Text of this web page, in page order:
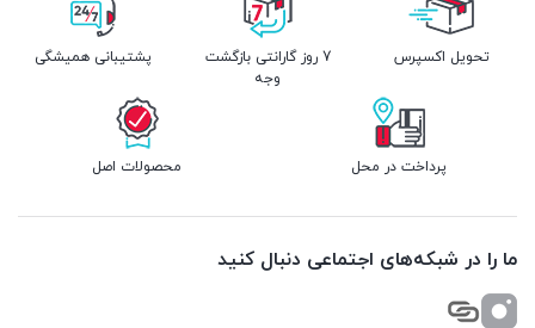
تحویل اکسپرس
7 روز گارانتی بازگشت
وجه
پشتیبانی همیشگی
پرداخت در محل محصولات اصل
ما را در شبکه‌های اجتماعی دنبال کنید